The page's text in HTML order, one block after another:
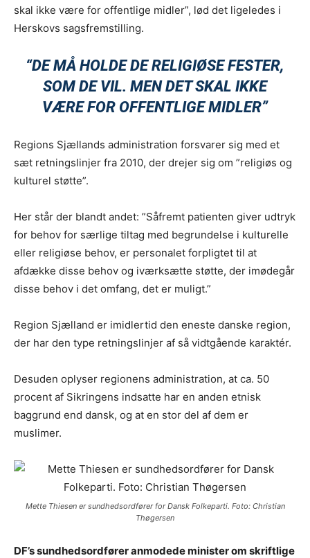
skal ikke være for offentlige midler”, lød det ligeledes i
Herskovs sagsfremstilling.
“DE MÅ HOLDE DE RELIGIØSE FESTER,
SOM DE VIL. MEN DET SKAL IKKE
VÆRE FOR OFFENTLIGE MIDLER”
Regions Sjællands administration forsvarer sig med et
sæt retningslinjer fra 2010, der drejer sig om ”religiøs og
kulturel støtte”.
Her står der blandt andet: ”Såfremt patienten giver udtryk
for behov for særlige tiltag med begrundelse i kulturelle
eller religiøse behov, er personalet forpligtet til at
afdække disse behov og iværksætte støtte, der imødegår
disse behov i det omfang, det er muligt.”
Region Sjælland er imidlertid den eneste danske region,
der har den type retningslinjer af så vidtgående karaktér.
Desuden oplyser regionens administration, at ca. 50
procent af Sikringens indsatte har en anden etnisk
baggrund end dansk, og at en stor del af dem er
muslimer.
Mette Thiesen er sundhedsordfører for Dansk Folkeparti. Foto: Christian
Thøgersen
DF’s sundhedsordfører anmodede minister om skriftlige